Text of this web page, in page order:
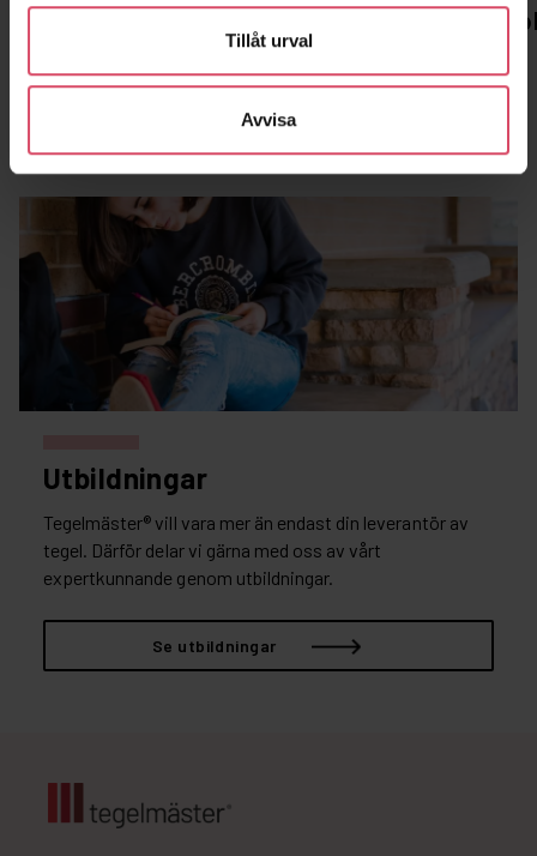
Tillåt urval
Avvisa
Malmö
Utbildningar
Tegelmäster® vill vara mer än endast din leverantör av
tegel. Därför delar vi gärna med oss av vårt
expertkunnande genom utbildningar.
Se utbildningar